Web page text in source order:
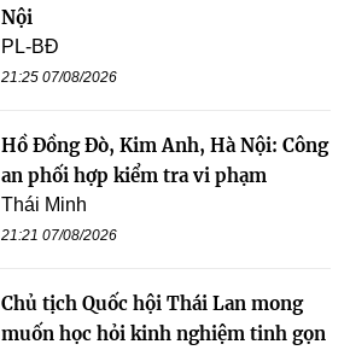
Nội
PL-BĐ
21:25 07/08/2026
Hồ Đồng Đò, Kim Anh, Hà Nội: Công
an phối hợp kiểm tra vi phạm
Thái Minh
21:21 07/08/2026
Chủ tịch Quốc hội Thái Lan mong
muốn học hỏi kinh nghiệm tinh gọn